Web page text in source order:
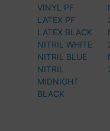
VINYL PF
LATEX PF
LATEX BLACK
NITRIL WHITE
NITRIL BLUE
NITRIL
MIDNIGHT
BLACK